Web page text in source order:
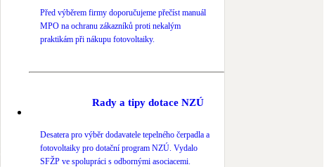
Před výběrem firmy doporučujeme přečíst manuál
MPO na ochranu zákazníků proti nekalým
praktikám při nákupu fotovoltaiky.
Rady a tipy dotace NZÚ
Desatera pro výběr dodavatele tepelného čerpadla a
fotovoltaiky pro dotační program NZÚ. Vydalo
SFŽP ve spolupráci s odbornými asociacemi.